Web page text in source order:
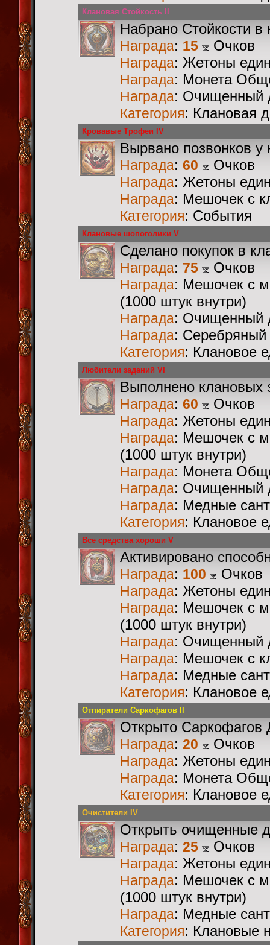
Клановая Стойкость II
Набрано Стойкости в
Награда: 15 Очков
Награда: Жетоны
Награда: Монета
Награда: Очищенный
Категория: Клановая
Кровавые Трофеи IV
Вырвано позвонков у
Награда: 60 Очков
Награда: Жетоны
Награда: Мешочек с
Категория: События
Клановые шопоголики V
Сделано покупок в
Награда: 75 Очков
Награда: Мешочек с
(1000 штук внутри)
Награда: Очищенный
Награда: Серебряный
Категория: Клановое
Любители заданий VI
Выполнено клановых
Награда: 60 Очков
Награда: Жетоны
Награда: Мешочек с
(1000 штук внутри)
Награда: Монета
Награда: Очищенный
Награда: Медные
Категория: Клановое
Все средства хороши V
Активировано
Награда: 100 Очков
Награда: Жетоны
Награда: Мешочек с
(1000 штук внутри)
Награда: Очищенный
Награда: Мешочек с
Награда: Медные
Категория: Клановое
Отпиратели Саркофагов II
Открыто Саркофагов
Награда: 20 Очков
Награда: Жетоны
Награда: Монета
Категория: Клановое
Очистители IV
Открыть очищенные
Награда: 25 Очков
Награда: Жетоны
Награда: Мешочек с
(1000 штук внутри)
Награда: Медные
Категория: Клановые